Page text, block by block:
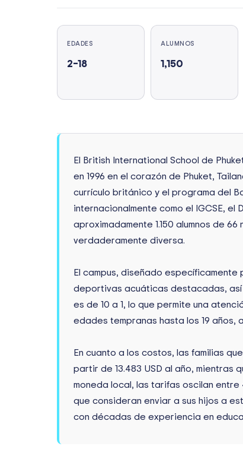
EDADES
2–18
ALUMNOS
1,150
El British International School de
en 1996 en el corazón de Phuket,
currículo británico y el programa del
internacionalmente como el IGCSE, el
aproximadamente 1.150 alumnos de
verdaderamente diversa.
El campus, diseñado
deportivas acuáticas destacadas,
es de 10 a 1, lo que permite una
edades tempranas hasta los 19
En cuanto a los costos, las familias
partir de 13.483 USD al año, mientras
moneda local, las tarifas oscilan entre
que consideran enviar a sus hijos a
con décadas de experiencia en